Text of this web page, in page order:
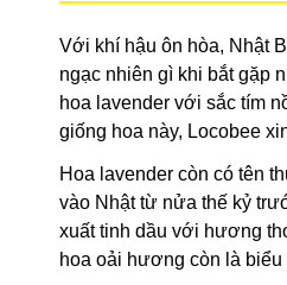
Với khí hậu ôn hòa, Nhật
ngạc nhiên gì khi bắt gặp
hoa lavender với sắc tím
giống hoa này, Locobee
Hoa lavender còn có tên
vào Nhật từ nửa thế kỷ
xuất tinh dầu với hương
hoa oải hương còn là